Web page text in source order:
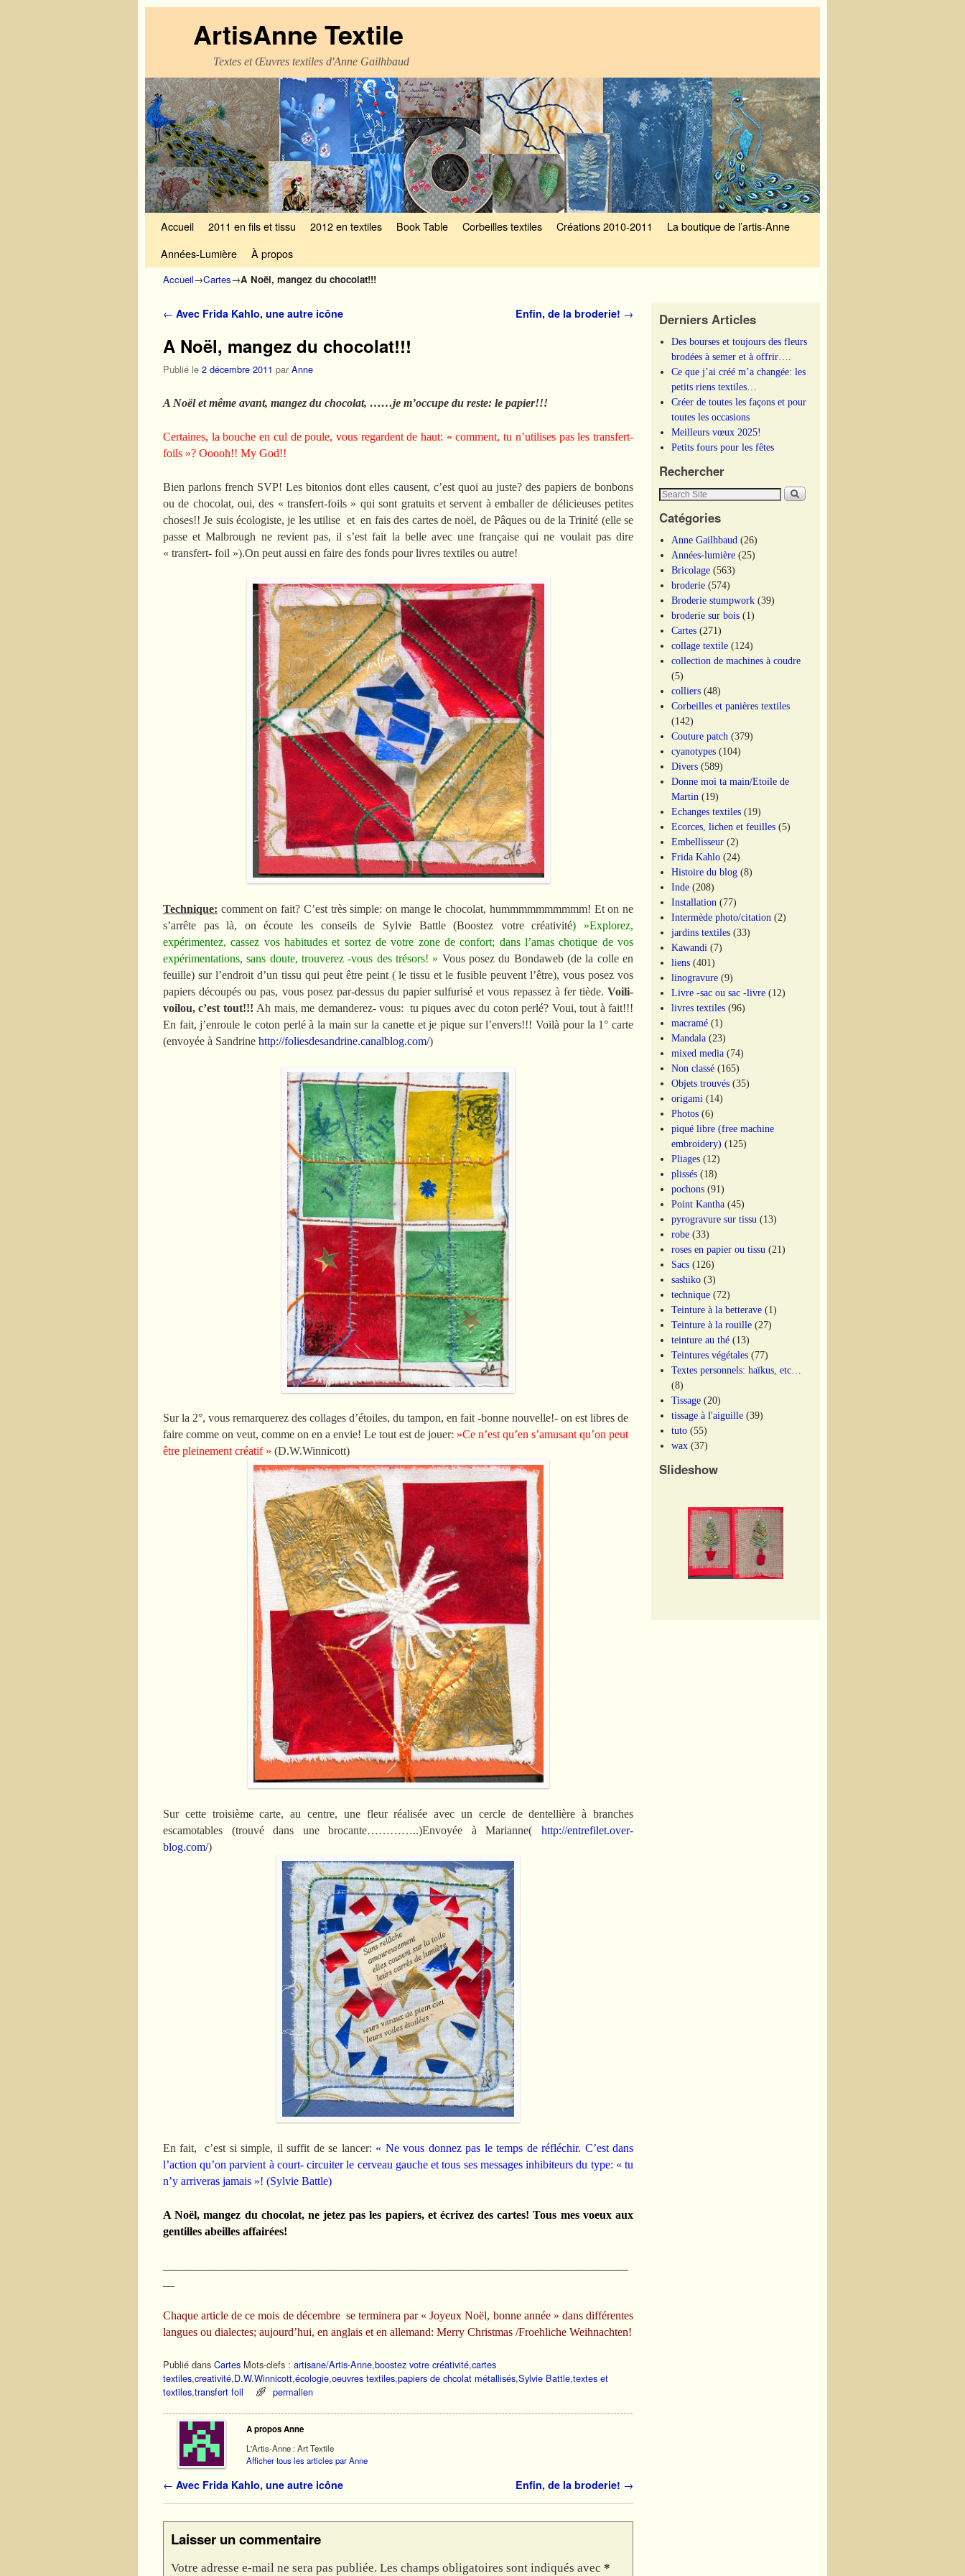
ArtisAnne Textile
Textes et Œuvres textiles d'Anne Gailhbaud
Accueil 2011 en fils et tissu 2012 en textiles Book Table Corbeilles textiles Créations 2010-2011
La boutique de l’artis-Anne
Années-Lumière
À propos
Accueil→Cartes→A Noël, mangez du chocolat!!!
Navigation des articles
← Avec Frida Kahlo, une autre icône Enfin, de la broderie! →
A Noël, mangez du chocolat!!!
Publié le 2 décembre 2011 par Anne
A Noël et même avant, mangez du chocolat, ……je m’occupe du reste: le papier!!!
Certaines, la bouche en cul de poule, vous regardent de haut: « comment, tu n’utilises pas les transfert-
foils »? Ooooh!! My God!!
Bien parlons french SVP! Les bitonios dont elles causent, c’est quoi au juste? des papiers de bonbons
ou de chocolat, oui, des « transfert-foils » qui sont gratuits et servent à emballer de délicieuses petites
choses!! Je suis écologiste, je les utilise et en fais des cartes de noël, de Pâques ou de la Trinité (elle se
passe et Malbrough ne revient pas, il s’est fait la belle avec une française qui ne voulait pas dire
« transfert- foil »).On peut aussi en faire des fonds pour livres textiles ou autre!
Technique: comment on fait? C’est très simple: on mange le chocolat, hummmmmmmmmm! Et on ne
s’arrête pas là, on écoute les conseils de Sylvie Battle (Boostez votre créativité) »Explorez,
expérimentez, cassez vos habitudes et sortez de votre zone de confort; dans l’amas chotique de vos
expérimentations, sans doute, trouverez -vous des trésors! » Vous posez du Bondaweb (de la colle en
feuille) sur l’endroit d’un tissu qui peut être peint ( le tissu et le fusible peuvent l’être), vous posez vos
papiers découpés ou pas, vous posez par-dessus du papier sulfurisé et vous repassez à fer tiède. Voili-
voilou, c’est tout!!! Ah mais, me demanderez- vous: tu piques avec du coton perlé? Voui, tout à fait!!!
En fait, j’enroule le coton perlé à la main sur la canette et je pique sur l’envers!!! Voilà pour la 1° carte
(envoyée à Sandrine http://foliesdesandrine.canalblog.com/)
Sur la 2°, vous remarquerez des collages d’étoiles, du tampon, en fait -bonne nouvelle!- on est libres de
faire comme on veut, comme on en a envie! Le tout est de jouer: »Ce n’est qu’en s’amusant qu’on peut
être pleinement créatif » (D.W.Winnicott)
Sur cette troisième carte, au centre, une fleur réalisée avec un cercle de dentellière à branches
escamotables (trouvé dans une brocante…………..)Envoyée à Marianne( http://entrefilet.over-
blog.com/)
En fait, c’est si simple, il suffit de se lancer: « Ne vous donnez pas le temps de réfléchir. C’est dans
l’action qu’on parvient à court- circuiter le cerveau gauche et tous ses messages inhibiteurs du type: « tu
n’y arriveras jamais »! (Sylvie Battle)
A Noël, mangez du chocolat, ne jetez pas les papiers, et écrivez des cartes! Tous mes voeux aux
gentilles abeilles affairées!
Chaque article de ce mois de décembre se terminera par « Joyeux Noël, bonne année » dans différentes
langues ou dialectes; aujourd’hui, en anglais et en allemand: Merry Christmas /Froehliche Weihnachten!
Publié dans Cartes Mots-clefs : artisane/Artis-Anne,boostez votre créativité,cartes
textiles,creativité,D.W.Winnicott,écologie,oeuvres textiles,papiers de chcolat métallisés,Sylvie Battle,textes et
textiles,transfert foil permalien
A propos Anne
L'Artis-Anne : Art Textile
Afficher tous les articles par Anne
Navigation des articles
← Avec Frida Kahlo, une autre icône Enfin, de la broderie! →
Laisser un commentaire
Votre adresse e-mail ne sera pas publiée. Les champs obligatoires sont indiqués avec *
Derniers Articles
Des bourses et toujours des fleurs
brodées à semer et à offrir….
Ce que j’ai créé m’a changée: les
petits riens textiles…
Créer de toutes les façons et pour
toutes les occasions
Meilleurs vœux 2025!
Petits fours pour les fêtes
Rechercher
Catégories
Anne Gailhbaud (26)
Années-lumière (25)
Bricolage (563)
broderie (574)
Broderie stumpwork (39)
broderie sur bois (1)
Cartes (271)
collage textile (124)
collection de machines à coudre
(5)
colliers (48)
Corbeilles et panières textiles
(142)
Couture patch (379)
cyanotypes (104)
Divers (589)
Donne moi ta main/Etoile de
Martin (19)
Echanges textiles (19)
Ecorces, lichen et feuilles (5)
Embellisseur (2)
Frida Kahlo (24)
Histoire du blog (8)
Inde (208)
Installation (77)
Intermède photo/citation (2)
jardins textiles (33)
Kawandi (7)
liens (401)
linogravure (9)
Livre -sac ou sac -livre (12)
livres textiles (96)
macramé (1)
Mandala (23)
mixed media (74)
Non classé (165)
Objets trouvés (35)
origami (14)
Photos (6)
piqué libre (free machine
embroidery) (125)
Pliages (12)
plissés (18)
pochons (91)
Point Kantha (45)
pyrogravure sur tissu (13)
robe (33)
roses en papier ou tissu (21)
Sacs (126)
sashiko (3)
technique (72)
Teinture à la betterave (1)
Teinture à la rouille (27)
teinture au thé (13)
Teintures végétales (77)
Textes personnels: haïkus, etc…
(8)
Tissage (20)
tissage à l'aiguille (39)
tuto (55)
wax (37)
Slideshow